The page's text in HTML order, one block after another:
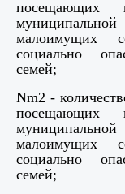
посещающих
муниципальной
малоимущих
социально
семей;
Nm2 -
посещающих
муниципальной
малоимущих
социально
семей;